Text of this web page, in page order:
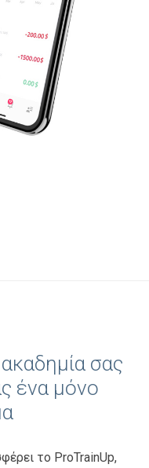
σας
ένα μόνο
το ProTrainUp,